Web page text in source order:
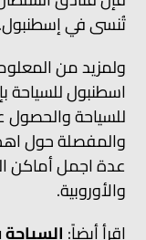
تُنسى في إسطنبول.
ولمزيد من
اسطنبول
للسياحة
والمفصلة حول
عدة اجمل أماكن
والأوروبية.
اقرأ أيضاً: